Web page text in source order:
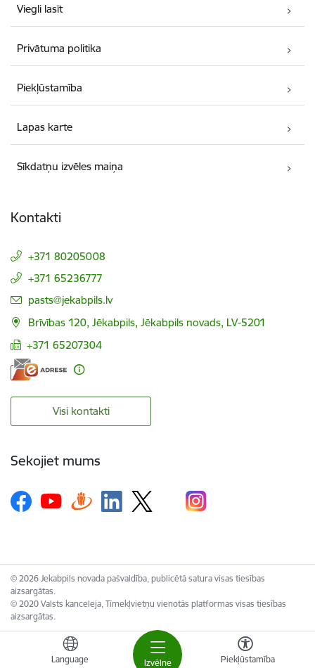
Izvēlne
Language Piekļūstamība
Viegli lasīt
Privātuma politika
Piekļūstamība
Lapas karte
Sīkdatņu izvēles maiņa
Kontakti
+371 80205008
+371 65236777
E-pasts:
pasts@jekabpils.lv
Brīvības 120, Jēkabpils, Jēkabpils novads, LV-5201
+371 65207304
Visi kontakti
Sekojiet mums
© 2026 Jekabpils novada pašvaldība, publicētā satura visas tiesības
aizsargātas.
© 2020 Valsts kanceleja, Tīmekļvietņu vienotās platformas visas tiesības
aizsargātas.